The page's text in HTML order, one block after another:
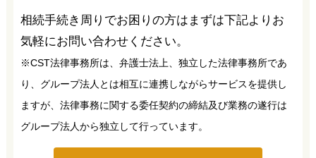
相続手続き周りでお困りの方はまずは下記よりお
気軽にお問い合わせください。
※CST法律事務所は、弁護士法上、独立した法律事務所であ
り、グループ法人とは相互に連携しながらサービスを提供し
ますが、法律事務に関する委任契約の締結及び業務の遂行は
グループ法人から独立して行っています。